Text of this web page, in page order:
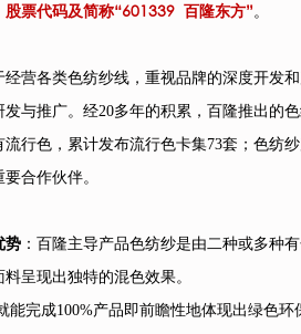
股票代码及简称“601339 百隆东方”。
经营各类色纺纱线，重视品牌的深度开发
发与推广。经20多年的积累，百隆推出的
流行色，累计发布流行色卡集73套； 色纺
合作伙伴。
势 ：百隆主导产品色纺纱是由二种或多种
呈现出独特的混色效果。
能完成100%产品即前瞻性地体现出绿色